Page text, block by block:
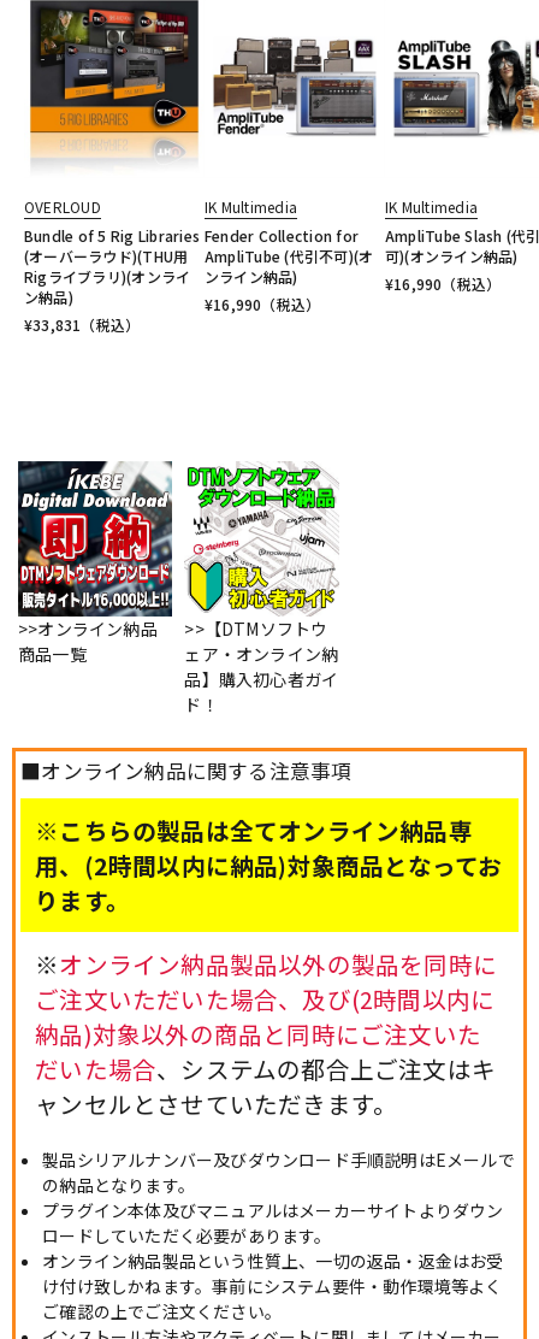
OVERLOUD
Bundle of 5 Rig Libraries
(オーバーラウド)(THU用
Rigライブラリ)(オンライ
ン納品)
¥33,831 （税込）
IK Multimedia
Fender Collection for
AmpliTube (代引不可)(オ
ンライン納品)
¥16,990 （税込）
IK Multimedia
AmpliTube Slash (代
可)(オンライン納品)
¥16,990 （税込）
>>オンライン納品
商品一覧
>>【DTMソフトウ
ェア・オンライン納
品】購入初心者ガイ
ド！
■オンライン納品に関する注意事項
※こちらの製品は全てオンライン納品専
用、(2時間以内に納品)対象商品となってお
ります。
※オンライン納品製品以外の製品を同時に
ご注文いただいた場合、及び(2時間以内に
納品)対象以外の商品と同時にご注文いた
だいた場合、システムの都合上ご注文はキ
ャンセルとさせていただきます。
製品シリアルナンバー及びダウンロード手順説明はEメールで
の納品となります。
プラグイン本体及びマニュアルはメーカーサイトよりダウン
ロードしていただく必要があります。
オンライン納品製品という性質上、一切の返品・返金はお受
け付け致しかねます。事前にシステム要件・動作環境等よく
ご確認の上でご注文ください。